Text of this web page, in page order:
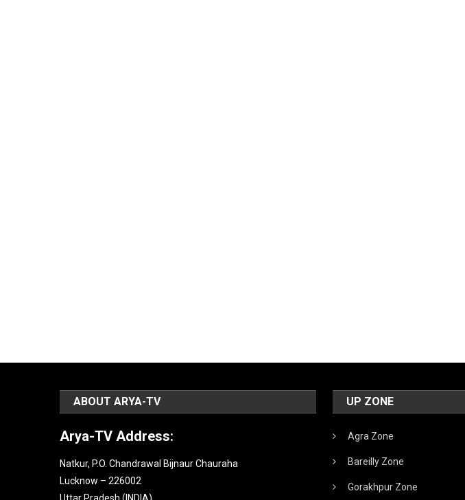
ABOUT ARYA-TV
Arya-TV Address:
Natkur, P.O. Chandrawal Bijnaur Chauraha
Lucknow – 226002
UP ZONE
Agra Zone
Bareilly Zone
Gorakhpur Zone